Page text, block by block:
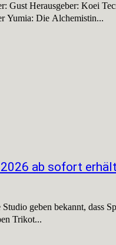
Herausgeber: Koei Tecmo
Store Atelier Yumia: Die Alchemistin...
ab sofort
geben bekannt, dass
Trikot...